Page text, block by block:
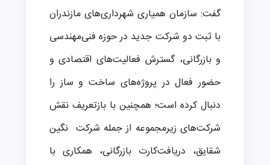
گفت: سازمان همیاری شهرداری‌های مازندران
با ثبت دو شرکت جدید در حوزه فنی‌مهندسی
و بازرگانی، گسترش فعالیت‌های اقتصادی و
حضور فعال در پروژه‌های ساخت و ساز را
دنبال کرده است؛ همچنین با بازتعریف نقش
شرکت‌های زیرمجموعه از جمله شرکت نگین
شقایق، دریافت‌کارت بازرگانی، همکاری با